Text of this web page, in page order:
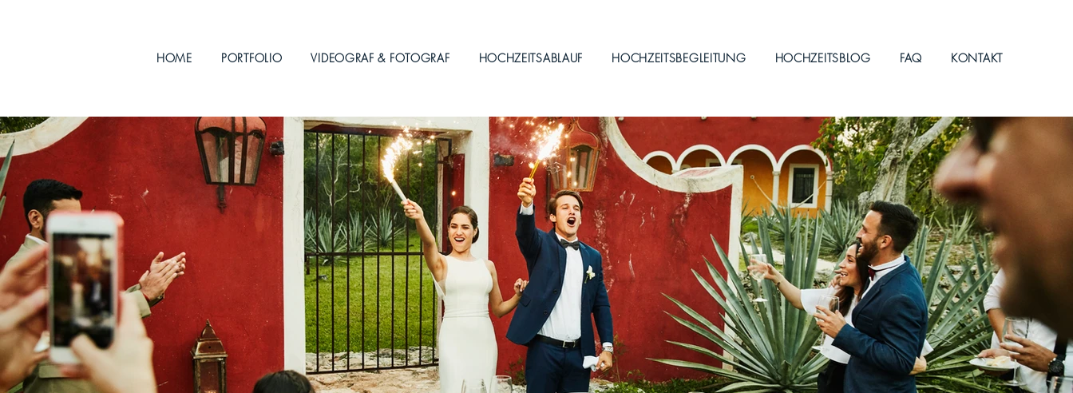
HOME PORTFOLIO VIDEOGRAF & FOTOGRAF HOCHZEITSABLAUF HOCHZEITSBEGLEITUNG HOCHZEITSBLOG FAQ KONTAKT